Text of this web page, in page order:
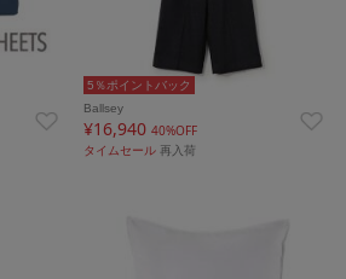
5％ポイントバック
Ballsey
¥16,94040%OFF
タイムセール再入荷